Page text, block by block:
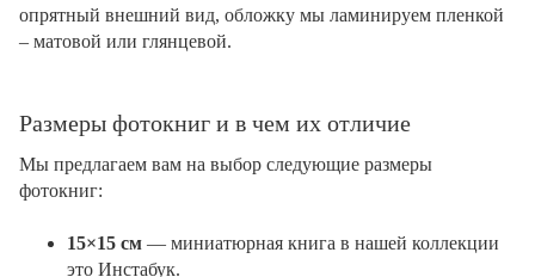
опрятный внешний вид, обложку мы ламинируем пленкой
– матовой или глянцевой.
Размеры фотокниг и в чем их отличие
Мы предлагаем вам на выбор следующие размеры
фотокниг:
15×15 см — миниатюрная книга в нашей коллекции
это Инстабук.